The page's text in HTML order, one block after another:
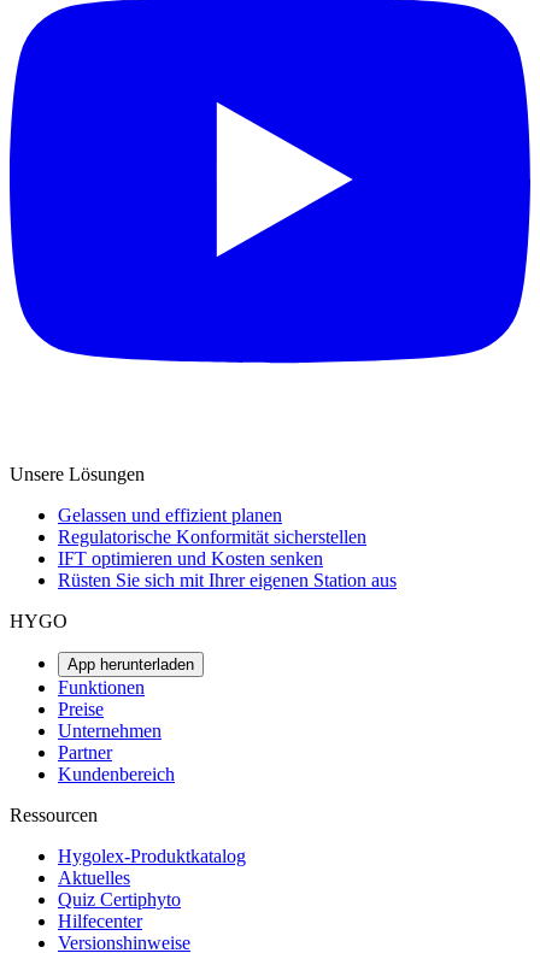
Unsere Lösungen
Gelassen und effizient planen
Regulatorische Konformität sicherstellen
IFT optimieren und Kosten senken
Rüsten Sie sich mit Ihrer eigenen Station aus
HYGO
App herunterladen
Funktionen
Preise
Unternehmen
Partner
Kundenbereich
Ressourcen
Hygolex-Produktkatalog
Aktuelles
Quiz Certiphyto
Hilfecenter
Versionshinweise